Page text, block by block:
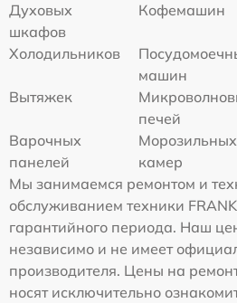
Духовых
шкафов
Кофемашин
Холодильников
машин
Вытяжек
печей
Варочных
панелей
Морозильных
камер
Мы занимаемся ремонтом и
обслуживанием техники
гарантийного периода. Наш
независимо и не имеет
производителя. Цены на
носят исключительно